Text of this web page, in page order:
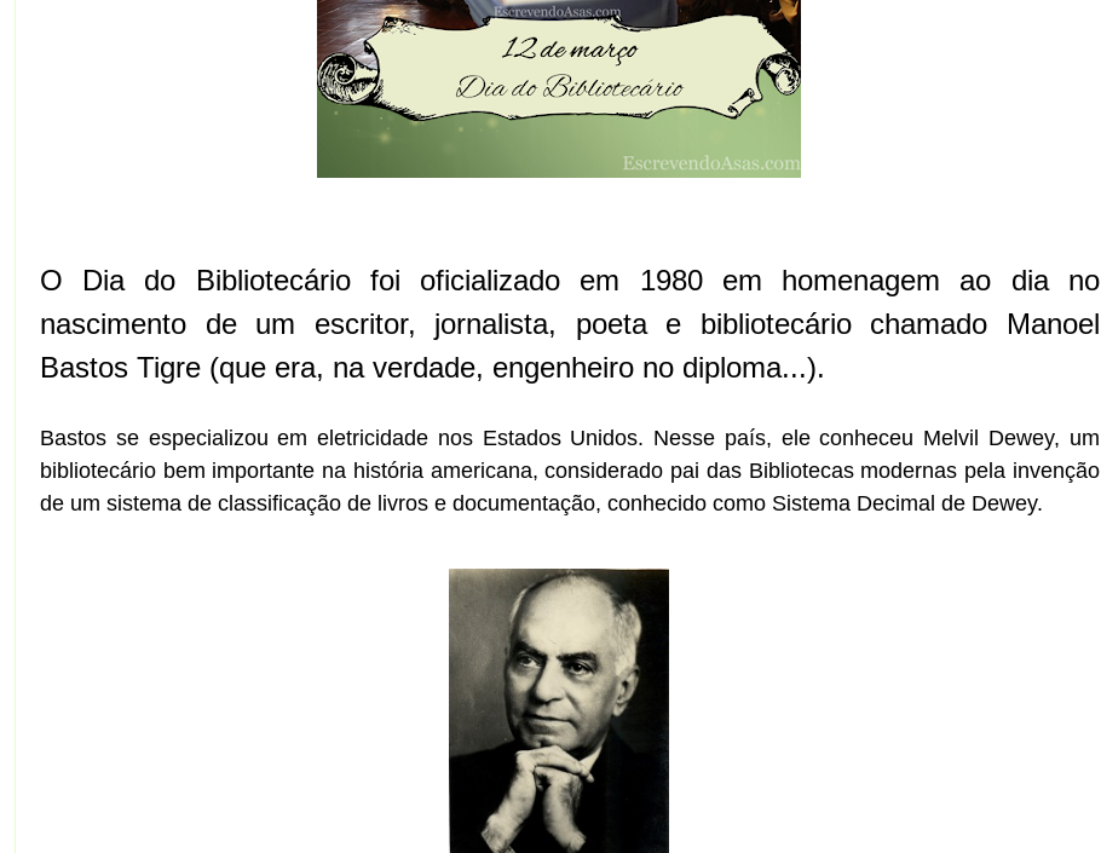
O Dia do Bibliotecário foi oficializado em 1980 em homenagem ao dia no
nascimento de um escritor, jornalista, poeta e bibliotecário chamado Manoel
Bastos Tigre (que era, na verdade, engenheiro no diploma...).
Bastos se especializou em eletricidade nos Estados Unidos. Nesse país, ele conheceu Melvil Dewey, um
bibliotecário bem importante na história americana, considerado pai das Bibliotecas modernas pela invenção
de um sistema de classificação de livros e documentação, conhecido como Sistema Decimal de Dewey.